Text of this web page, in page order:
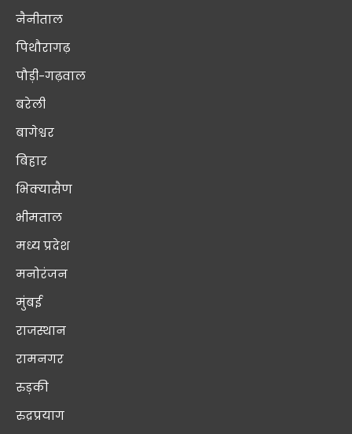
नैनीताल
पिथौरागढ़
पौड़ी-गढ़वाल
बरेली
बागेश्वर
बिहार
भिक्यासैण
भीमताल
मध्य प्रदेश
मनोरंजन
मुंबई
राजस्थान
रामनगर
रुड़की
रुद्रप्रयाग